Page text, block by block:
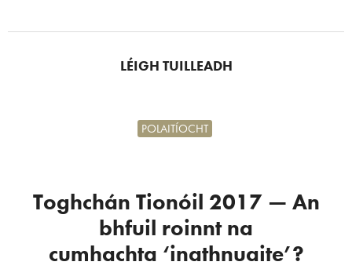
LÉIGH TUILLEADH
Toghchán Tionóil 2017 — An
bhfuil roinnt na
cumhachta ‘inathnuaite’?
POLAITÍOCHT